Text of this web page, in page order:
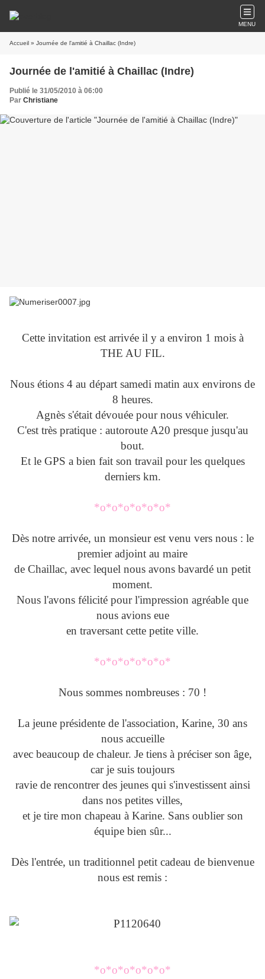
MENU
Accueil » Journée de l'amitié à Chaillac (Indre)
Journée de l'amitié à Chaillac (Indre)
Publié le 31/05/2010 à 06:00
Par Christiane
Cette invitation est arrivée il y a environ 1 mois à
THE AU FIL.
Nous étions 4 au départ samedi matin aux environs de
8 heures.
Agnès s'était dévouée pour nous véhiculer.
C'est très pratique : autoroute A20 presque jusqu'au
bout.
Et le GPS a bien fait son travail pour les quelques
derniers km.
*o*o*o*o*o*o*
Dès notre arrivée, un monsieur est venu vers nous : le
premier adjoint au maire
de Chaillac, avec lequel nous avons bavardé un petit
moment.
Nous l'avons félicité pour l'impression agréable que
nous avions eue
en traversant cette petite ville.
*o*o*o*o*o*o*
Nous sommes nombreuses : 70 !
La jeune présidente de l'association, Karine, 30 ans
nous accueille
avec beaucoup de chaleur. Je tiens à préciser son âge,
car je suis toujours
ravie de rencontrer des jeunes qui s'investissent ainsi
dans nos petites villes,
et je tire mon chapeau à Karine. Sans oublier son
équipe bien sûr...
Dès l'entrée, un traditionnel petit cadeau de bienvenue
nous est remis :
*o*o*o*o*o*o*